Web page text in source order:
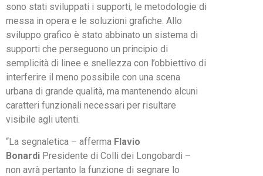
sono stati sviluppati i supporti, le metodologie di
messa in opera e le soluzioni grafiche. Allo
sviluppo grafico è stato abbinato un sistema di
supporti che perseguono un principio di
semplicità di linee e snellezza con l’obbiettivo di
interferire il meno possibile con una scena
urbana di grande qualità, ma mantenendo alcuni
caratteri funzionali necessari per risultare
visibile agli utenti.
“La segnaletica – afferma Flavio
Bonardi Presidente di Colli dei Longobardi –
non avrà pertanto la funzione di segnare lo